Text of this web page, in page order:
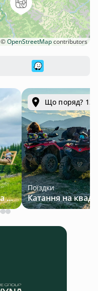
©OpenStreetMapcontributors
Велика гуцульська гойдалка — джип-тур у Карпатах
Що поряд?
Поїздки